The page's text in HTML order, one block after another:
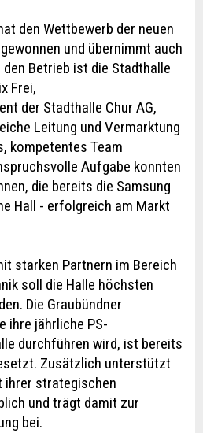
den Wettbewerb der neuen
und übernimmt auch
Betrieb ist die Stadthalle
Frei,
der Stadthalle Chur AG,
Leitung und Vermarktung
kompetentes Team
Aufgabe konnten
die bereits die Samsung
Hall - erfolgreich am Markt
starken Partnern im Bereich
soll die Halle höchsten
Die Graubündner
ihre jährliche PS-
durchführen wird, ist bereits
Zusätzlich unterstützt
ihrer strategischen
und trägt damit zur
bei.